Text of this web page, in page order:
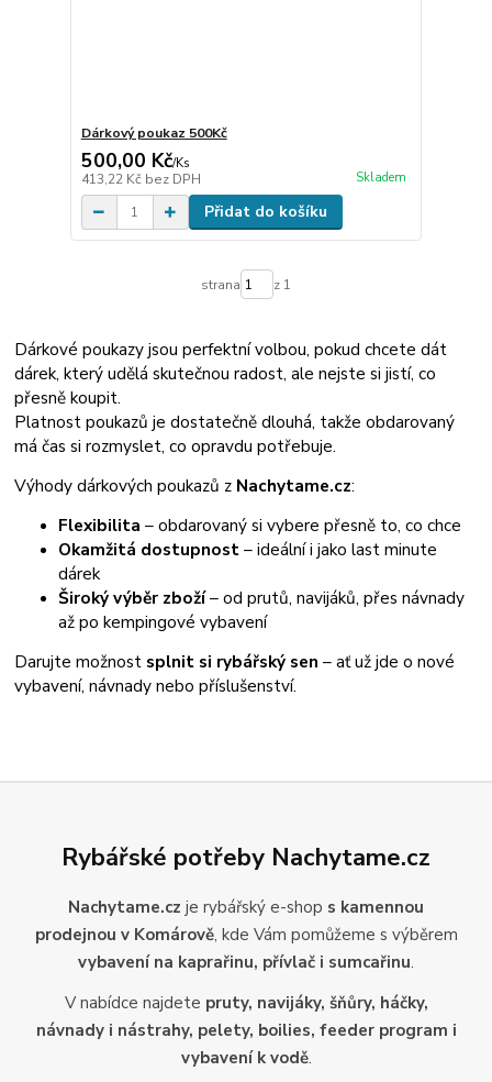
Dárkový poukaz 500Kč
500,00 Kč/Ks
413,22 Kč bez DPH Skladem
Přidat do košíku
strana z 1
Dárkové poukazy jsou perfektní volbou, pokud chcete dát
dárek, který udělá skutečnou radost, ale nejste si jistí, co
přesně koupit.
Platnost poukazů je dostatečně dlouhá, takže obdarovaný
má čas si rozmyslet, co opravdu potřebuje.
Výhody dárkových poukazů z Nachytame.cz:
Flexibilita – obdarovaný si vybere přesně to, co chce
Okamžitá dostupnost– ideální i jako last minute
dárek
Široký výběr zboží– od prutů, navijáků, přes návnady
až po kempingové vybavení
Darujte možnost splnit si rybářský sen – ať už jde o nové
vybavení, návnady nebo příslušenství.
Rybářské potřeby Nachytame.cz
Nachytame.cz je rybářský e-shop s kamennou
prodejnou v Komárově, kde Vám pomůžeme s výběrem
vybavení na kaprařinu, přívlač i sumcařinu.
V nabídce najdete pruty, navijáky, šňůry, háčky,
návnady i nástrahy, pelety, boilies, feeder program i
vybavení k vodě.